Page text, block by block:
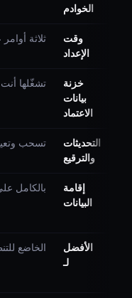
الخوادم
وقت
الإعداد
ثلاثة
خزنة
بيانات
الاعتماد
تشغّلها أنت
التحديثات
والترقيع
تسحب
إقامة
البيانات
بالكامل
الأفضل
لـ
الخاضع